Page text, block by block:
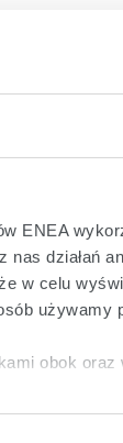
ENEA
nas działań
w celu
używamy
obok oraz